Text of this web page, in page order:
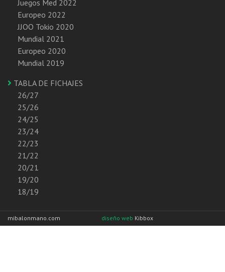
Juegos Med 2022
Europeo 2022
JJOO Tokio 2020
Mundial 2021
Europeo 2020
Mundial 2019
TABLA DE FICHAJES
26/27
25/26
24/25
23/24
22/23
21/22
20/21
19/20
18/19
mibalonmano.com diseño web Kibbox